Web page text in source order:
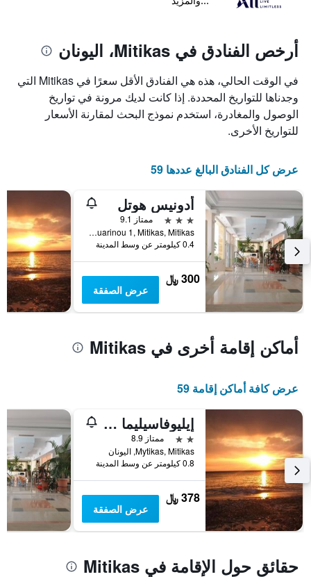
أرخص الفنادق في Mitikas، اليونان
في الوقت الحالي، هذه هي الفنادق الأقل سعرًا في Mitikas التي
وجدناها للتواريخ المحددة. إذا كانت لديك مرونة في تواريخ
الوصول والمغادرة، استخدم نموذج البحث لمقارنة الأسعار
للتواريخ الأخرى.
عرض كل الفنادق البالغ عددها 59
أدونيس هوتل
3 نجوم
ممتاز 9.1
Konemenou & Nauarinou 1, Mitikas, Mitikas, اليونان
0.4 كيلومتر عن وسط المدينة
300 ﷼
عرض الصفقة
أماكن إقامة أخرى في Mitikas
عرض كافة أماكن إقامة 59
إيليوفاسيليما هوتل
2 نجمتين
ممتاز 8.9
Mytikas, Mitikas, اليونان
0.8 كيلومتر عن وسط المدينة
378 ﷼
عرض الصفقة
حقائق حول الإقامة في Mitikas